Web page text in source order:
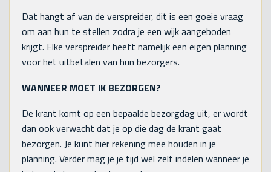
Dat hangt af van de verspreider, dit is een goeie vraag
om aan hun te stellen zodra je een wijk aangeboden
krijgt. Elke verspreider heeft namelijk een eigen planning
voor het uitbetalen van hun bezorgers.
WANNEER MOET IK BEZORGEN?
De krant komt op een bepaalde bezorgdag uit, er wordt
dan ook verwacht dat je op die dag de krant gaat
bezorgen. Je kunt hier rekening mee houden in je
planning. Verder mag je je tijd wel zelf indelen wanneer je